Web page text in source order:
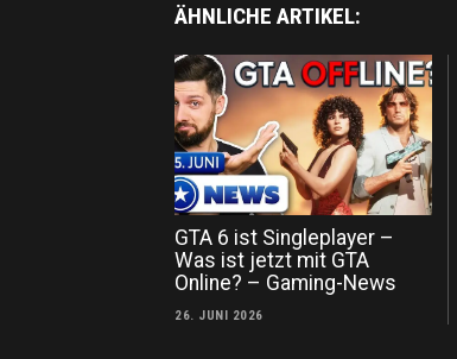
ÄHNLICHE ARTIKEL:
GTA 6 ist Singleplayer –
Was ist jetzt mit GTA
Online? – Gaming-News
26. JUNI 2026